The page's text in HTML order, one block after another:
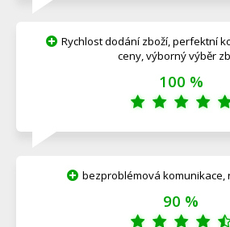
Rychlost dodání zboží, perfektní
ceny, výborný výběr
100 %
bezproblémová komunikace,
90 %